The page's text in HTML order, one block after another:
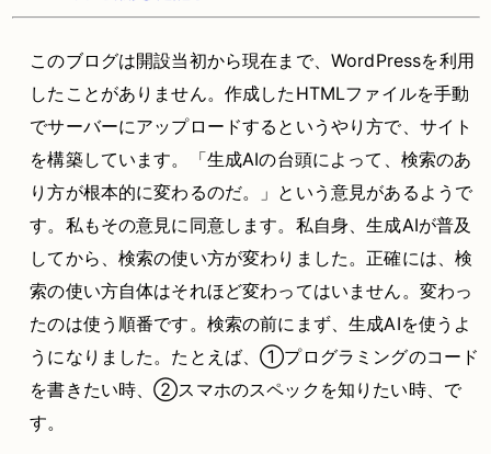
このブログは開設当初から現在まで、WordPressを利用
したことがありません。作成したHTMLファイルを手動
でサーバーにアップロードするというやり方で、サイト
を構築しています。「生成AIの台頭によって、検索のあ
り方が根本的に変わるのだ。」という意見があるようで
す。私もその意見に同意します。私自身、生成AIが普及
してから、検索の使い方が変わりました。正確には、検
索の使い方自体はそれほど変わってはいません。変わっ
たのは使う順番です。検索の前にまず、生成AIを使うよ
うになりました。たとえば、①プログラミングのコード
を書きたい時、②スマホのスペックを知りたい時、で
す。